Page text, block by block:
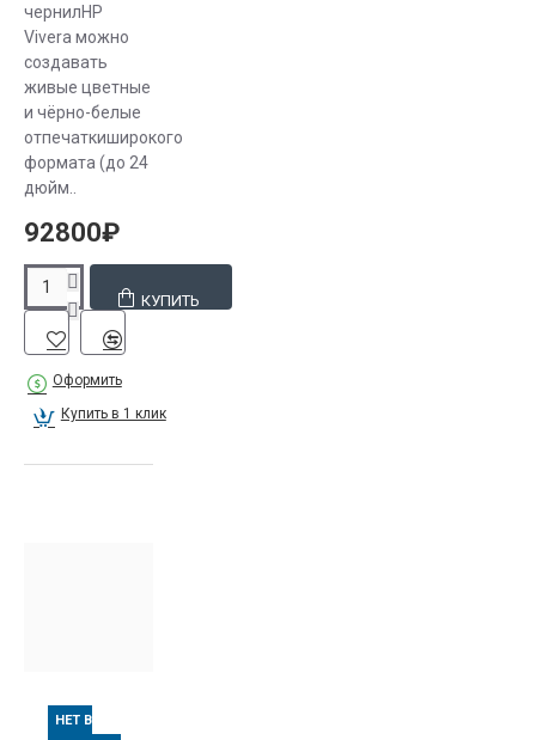
чернилHP
Vivera можно
создавать
живые цветные
и чёрно-белые
отпечаткиширокого
формата (до 24
дюйм..
92800₽
КУПИТЬ
Оформить
Купить в 1 клик
НЕТ В